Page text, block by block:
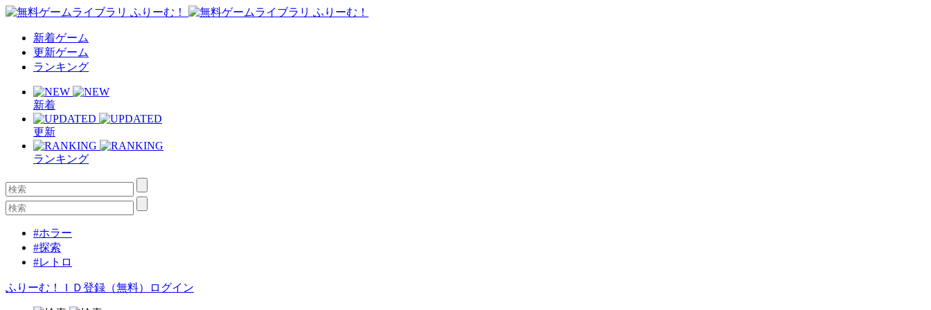
新着ゲーム
更新ゲーム
ランキング
新着
更新
ランキング
#ホラー
#探索
#レトロ
ふりーむ！ＩＤ登録（無料） ログイン